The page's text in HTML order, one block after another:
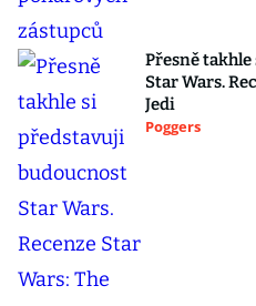
Přesně
Star Wars.
Jedi
Poggers